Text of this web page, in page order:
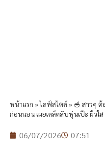
หน้าแรก »ไลฟ์สไตล์» 🥣 สาวๆ ต้
ก่อนนอน เผยเคล็ดลับหุ่นเป๊ะ ผิวใ
06/07/2026 07:51